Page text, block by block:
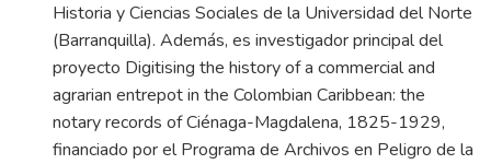
Historia y Ciencias Sociales de la Universidad del Norte
(Barranquilla). Además, es investigador principal del
proyecto Digitising the history of a commercial and
agrarian entrepot in the Colombian Caribbean: the
notary records of Ciénaga-Magdalena, 1825-1929,
financiado por el Programa de Archivos en Peligro de la